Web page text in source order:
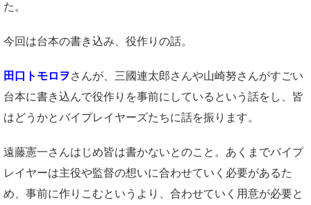
た。
今回は台本の書き込み、役作りの話。
田口トモロヲさんが、三國連太郎さんや山崎努さんがすごい
台本に書き込んで役作りを事前にしているという話をし、皆
はどうかとバイプレイヤーズたちに話を振ります。
遠藤憲一さんはじめ皆は書かないとのこと。あくまでバイプ
レイヤーは主役や監督の想いに合わせていく必要があるた
め、事前に作りこむというより、合わせていく用意が必要と